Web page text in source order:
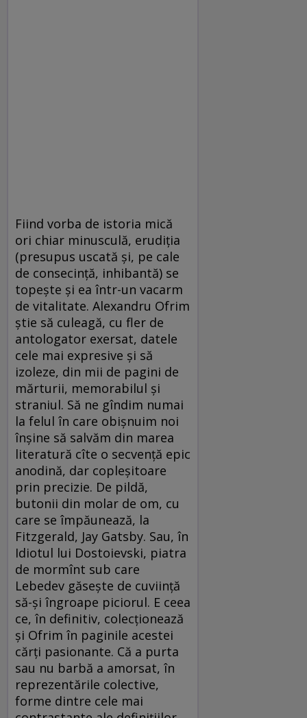
Fiind vorba de istoria mică
ori chiar minusculă, erudiția
(presupus uscată și, pe cale
de consecință, inhibantă) se
topește și ea într-un vacarm
de vitalitate. Alexandru Ofrim
știe să culeagă, cu fler de
antologator exersat, datele
cele mai expresive și să
izoleze, din mii de pagini de
mărturii, memorabilul și
straniul. Să ne gîndim numai
la felul în care obișnuim noi
înșine să salvăm din marea
literatură cîte o secvență epic
anodină, dar copleșitoare
prin precizie. De pildă,
butonii din molar de om, cu
care se împăunează, la
Fitzgerald, Jay Gatsby. Sau, în
Idiotul lui Dostoievski, piatra
de mormînt sub care
Lebedev găsește de cuviință
să-și îngroape piciorul. E ceea
ce, în definitiv, colecționează
și Ofrim în paginile acestei
cărți pasionante. Că a purta
sau nu barbă a amorsat, în
reprezentările colective,
forme dintre cele mai